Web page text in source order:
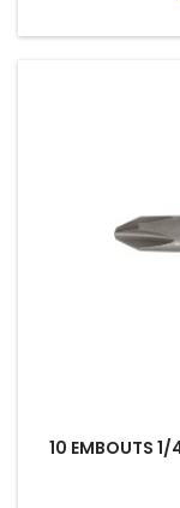
10 EMBOUTS 1/